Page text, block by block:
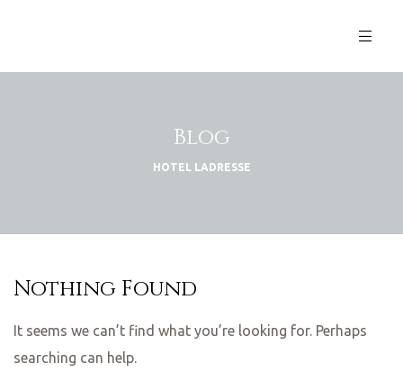
Blog
HOTEL LADRESSE
Nothing Found
It seems we can’t find what you’re looking for. Perhaps
searching can help.